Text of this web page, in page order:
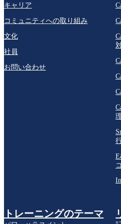
キャリア
コミュニティへの取り組み
文化
社員
お問い合わせ
トレーニングのテーマ